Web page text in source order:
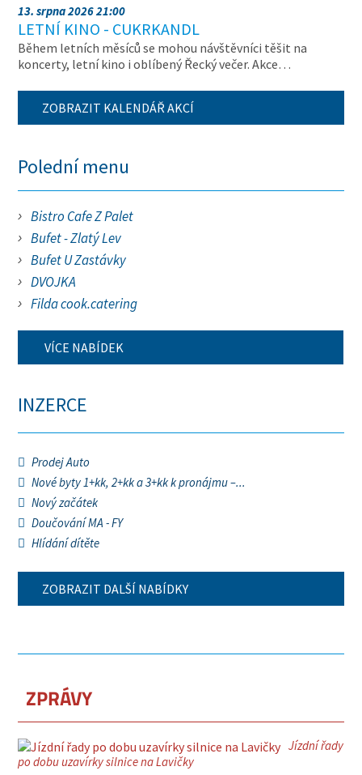
13. srpna 2026 21:00
LETNÍ KINO - CUKRKANDL
Během letních měsíců se mohou návštěvníci těšit na
koncerty, letní kino i oblíbený Řecký večer. Akce…
ZOBRAZIT KALENDÁŘ AKCÍ
Polední menu
Bistro Cafe Z Palet
Bufet - Zlatý Lev
Bufet U Zastávky
DVOJKA
Filda cook.catering
VÍCE NABÍDEK
INZERCE
Prodej Auto
Nové byty 1+kk, 2+kk a 3+kk k pronájmu –...
Nový začátek
Doučování MA - FY
Hlídání dítěte
ZOBRAZIT DALŠÍ NABÍDKY
ZPRÁVY
Jízdní řady
po dobu uzavírky silnice na Lavičky